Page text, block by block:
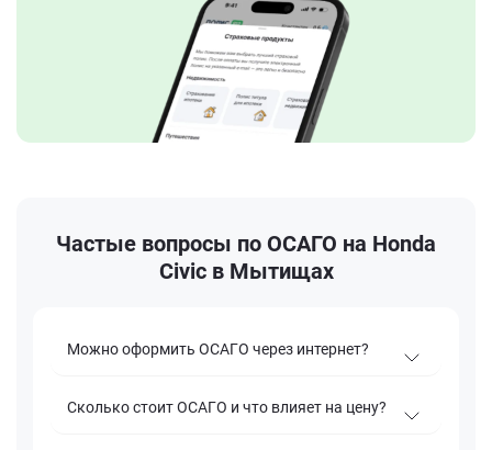
Частые вопросы по ОСАГО на Honda
Civic в Мытищах
Можно оформить ОСАГО через интернет?
Сколько стоит ОСАГО и что влияет на цену?